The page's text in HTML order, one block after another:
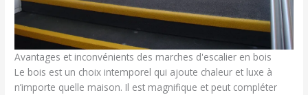
Avantages et inconvénients des marches d'escalier en bois
Le bois est un choix intemporel qui ajoute chaleur et luxe à
n’importe quelle maison. Il est magnifique et peut compléter